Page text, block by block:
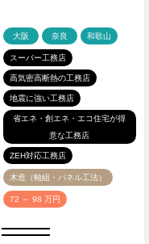
大阪 奈良 和歌山
スーパー工務店
高気密高断熱の工務店
地震に強い工務店
省エネ・創エネ・エコ住宅が得
意な工務店
ZEH対応工務店
木造（軸組・パネル工法）
72 ～ 98 万円